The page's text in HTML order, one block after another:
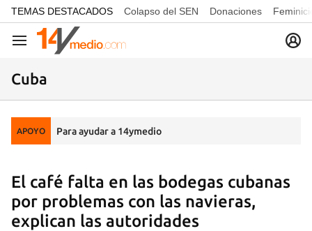
common.go-to-content
TEMAS DESTACADOS Colapso del SEN Donaciones
Navegación
Cuba
APOYO Para ayudar a 14ymedio
El café falta en las bodegas cubanas
por problemas con las navieras,
explican las autoridades